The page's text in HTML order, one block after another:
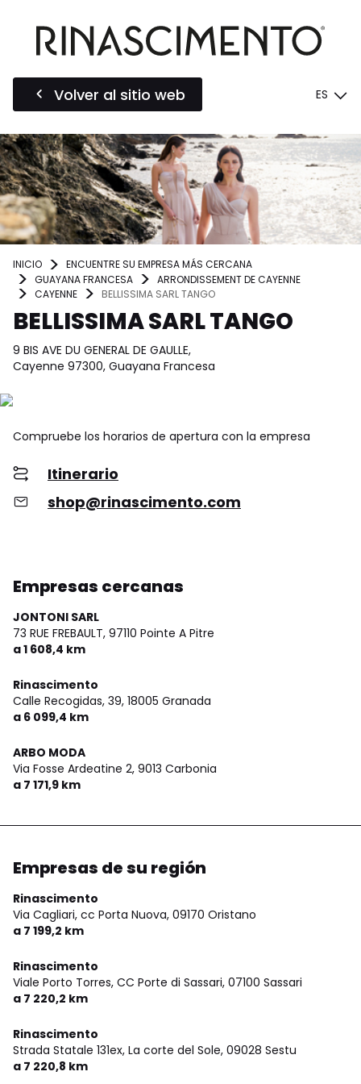
Volver al sitio web ES
INICIO
ENCUENTRE SU EMPRESA MÁS CERCANA
GUAYANA FRANCESA
ARRONDISSEMENT DE CAYENNE
CAYENNE
BELLISSIMA SARL TANGO
BELLISSIMA SARL TANGO
9 BIS AVE DU GENERAL DE GAULLE,
Cayenne 97300, Guayana Francesa
Compruebe los horarios de apertura con la empresa
Itinerario
shop@rinascimento.com
Empresas cercanas
JONTONI SARL
73 RUE FREBAULT, 97110 Pointe A Pitre
a 1 608,4 km
Rinascimento
Calle Recogidas, 39, 18005 Granada
a 6 099,4 km
ARBO MODA
Via Fosse Ardeatine 2, 9013 Carbonia
a 7 171,9 km
Empresas de su región
Rinascimento
Via Cagliari, cc Porta Nuova, 09170 Oristano
a 7 199,2 km
Rinascimento
Viale Porto Torres, CC Porte di Sassari, 07100 Sassari
a 7 220,2 km
Rinascimento
Strada Statale 131ex, La corte del Sole, 09028 Sestu
a 7 220,8 km